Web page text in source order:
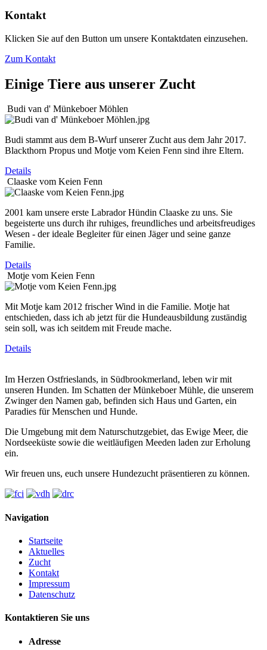
Kontakt
Klicken Sie auf den Button um unsere Kontaktdaten einzusehen.
Zum Kontakt
Einige Tiere aus unserer Zucht
Budi van d' Münkeboer Möhlen
Budi stammt aus dem B-Wurf unserer Zucht aus dem Jahr 2017.
Blackthorn Propus und Motje vom Keien Fenn sind ihre Eltern.
Details
Claaske vom Keien Fenn
2001 kam unsere erste Labrador Hündin Claaske zu uns. Sie
begeisterte uns durch ihr ruhiges, freundliches und arbeitsfreudiges
Wesen - der ideale Begleiter für einen Jäger und seine ganze
Familie.
Details
Motje vom Keien Fenn
Mit Motje kam 2012 frischer Wind in die Familie. Motje hat
entschieden, dass ich ab jetzt für die Hundeausbildung zuständig
sein soll, was ich seitdem mit Freude mache.
Details
Im Herzen Ostfrieslands, in Südbrookmerland, leben wir mit
unseren Hunden. Im Schatten der Münkeboer Mühle, die unserem
Zwinger den Namen gab, befinden sich Haus und Garten, ein
Paradies für Menschen und Hunde.
Die Umgebung mit dem Naturschutzgebiet, das Ewige Meer, die
Nordseeküste sowie die weitläufigen Meeden laden zur Erholung
ein.
Wir freuen uns, euch unsere Hundezucht präsentieren zu können.
Navigation
Startseite
Aktuelles
Zucht
Kontakt
Impressum
Datenschutz
Kontaktieren Sie uns
Adresse